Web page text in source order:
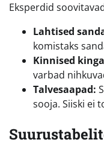
Eksperdid
Lahtised
komistaks
Kinnised
varbad
Talvesaapad:
sooja. Siiski ei